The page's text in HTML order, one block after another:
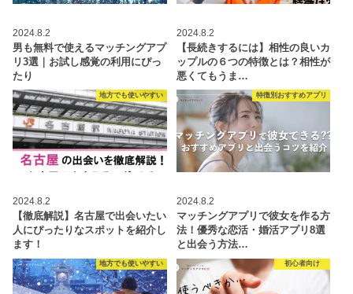
2024.8.2
男も無料で使えるマッチングアプ
リ3選｜お試し感覚の利用にぴっ
たり
2024.8.2
【長続きするには】相性の良いカ
ップルの６つの特徴とは？相性が
悪くてもうま…
地方でも使いやすい
2024.8.2
【徹底解説】名古屋で出会いたい
人にぴったりなスポットを紹介し
ます！
特徴別おすすめアプリ
2024.8.2
マッチングアプリで彼女を作る方
法！優秀な恋活・婚活アプリ8選
と出会う方法…
地方でも使いやすい 初心者向け